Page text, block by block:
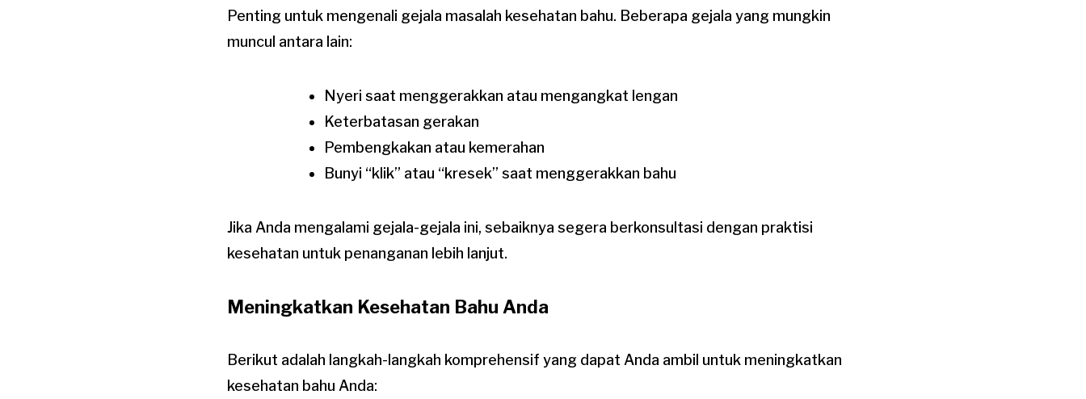
Penting untuk mengenali gejala masalah kesehatan bahu. Beberapa gejala yang mungkin
muncul antara lain:
Nyeri saat menggerakkan atau mengangkat lengan
Keterbatasan gerakan
Pembengkakan atau kemerahan
Bunyi “klik” atau “kresek” saat menggerakkan bahu
Jika Anda mengalami gejala-gejala ini, sebaiknya segera berkonsultasi dengan praktisi
kesehatan untuk penanganan lebih lanjut.
Meningkatkan Kesehatan Bahu Anda
Berikut adalah langkah-langkah komprehensif yang dapat Anda ambil untuk meningkatkan
kesehatan bahu Anda: